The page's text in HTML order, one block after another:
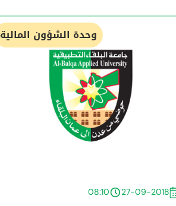
وحدة الشؤون المالية
27-09-2018
08:10